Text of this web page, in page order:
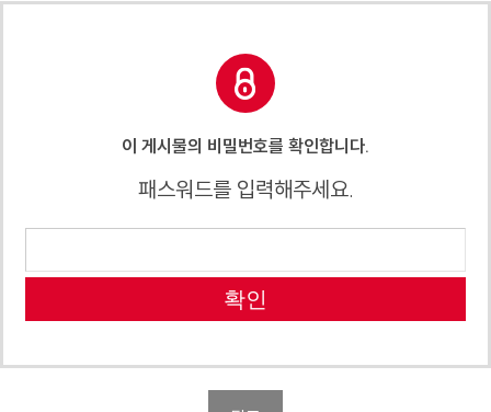
이 게시물의 비밀번호를 확인합니다.
패스워드를 입력해주세요.
확인